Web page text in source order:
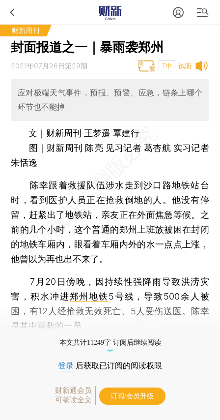
财新周刊
封面报道之一｜暴雨袭郑州
试听
2021年07月26日第29期 T中
应对极端天气事件，预报、预警、应急，链条上哪个
环节也不能掉
文｜财新周刊 王梦遥 覃建行
图｜财新周刊 陈亮 见习记者 葛杏航 实习记者
朱恬逸
陈幸跟着救援队伍涉水走到沙口路地铁站台
时，看到医护人员正在抢救倒地的人。他没有停
留，赶紧出了地铁站，亲友正在外面焦急等候。之
前的几个小时，这个普通的郑州上班族被困在封闭
的地铁车厢内，眼看着车厢内外的水一点点上涨，
他曾以为再也出不来了。
7月20日傍晚，因持续性强降雨导致洪涝灾
害，积水冲进郑州地铁5号线，导致500余人被
困，有12人经抢救无效死亡、5人受伤送医。陈幸
是其中获救的一员。
本文共计11249字 订阅后继续阅读
登录 后获取已订阅的阅读权限
财新通会员
可畅读全文
订阅/会员升级